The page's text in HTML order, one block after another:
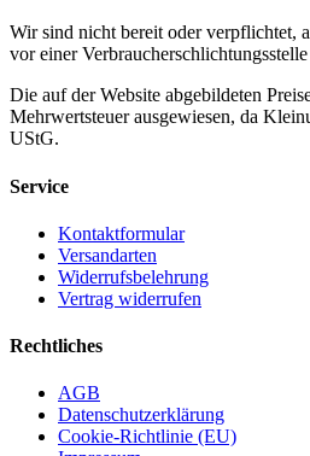
Wir sind nicht bereit oder verpflichtet,
vor einer
Die auf der Website abgebildeten
Mehrwertsteuer ausgewiesen, da
UStG.
Service
Kontaktformular
Versandarten
Widerrufsbelehrung
Vertrag widerrufen
Rechtliches
AGB
Datenschutzerklärung
Cookie-Richtlinie (EU)